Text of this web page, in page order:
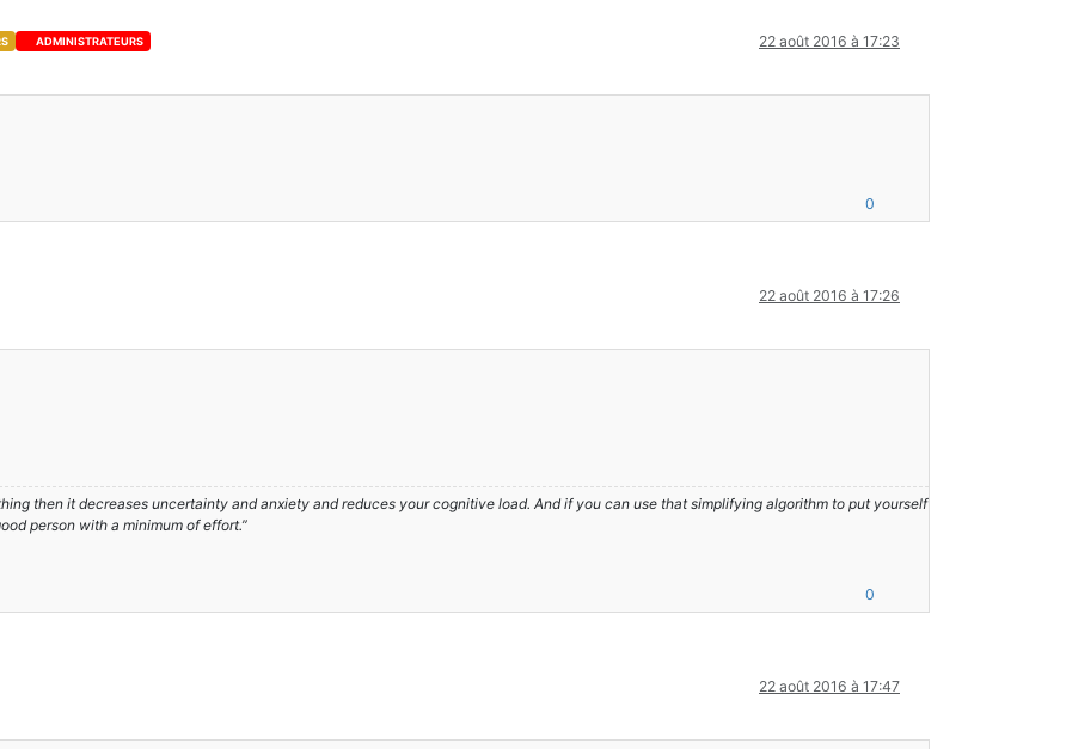
ADMINISTRATEURS 22 août 2016 à 17:23
0
22 août 2016 à 17:26
then it decreases uncertainty and anxiety and reduces your cognitive load. And if you can use that simplifying algorithm to put yourself
person with a minimum of effort.”
0
22 août 2016 à 17:47